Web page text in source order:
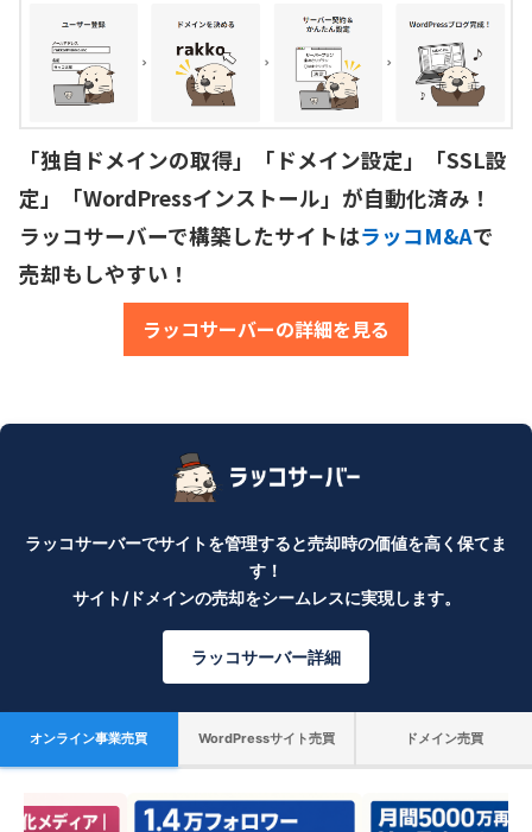
「独自ドメインの取得」「ドメイン設定」「SSL設
定」「WordPressインストール」が自動化済み！
ラッコサーバーで構築したサイトはラッコM&Aで
売却もしやすい！
ラッコサーバーの詳細を見る
ラッコサーバーでサイトを管理すると売却時の価値を高く保てま
す！
サイト/ドメインの売却をシームレスに実現します。
ラッコサーバー詳細
オンライン事業売買 WordPressサイト売買 ドメイン売買